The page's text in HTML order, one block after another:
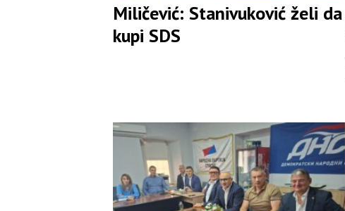
Miličević: Stanivuković želi da
kupi SDS